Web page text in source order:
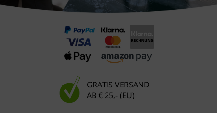
GRATIS VERSAND
AB € 25,- (EU)